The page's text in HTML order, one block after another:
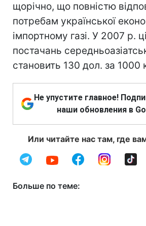
щорічно, що повністю
потребам української
імпортному газі. У 2007 р.
постачань
становить 130 дол. за 1000
Не упустите главное!
наши обновления в
Или читайте нас там, где
Больше по теме: